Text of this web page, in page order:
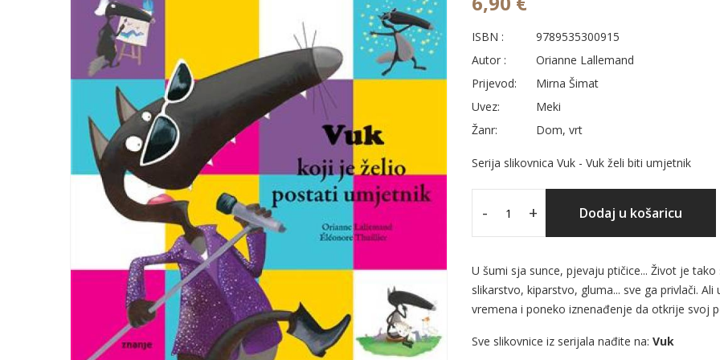
ISBN :
9789535300915
Autor :
Orianne Lallemand
Prijevod:
Mirna Šimat
Uvez:
Meki
Žanr:
Dom, vrt
Serija slikovnica Vuk - Vuk želi biti umjetnik
- + Dodaj u košaricu
U šumi sja sunce, pjevaju ptičice... Život je
slikarstvo, kiparstvo, gluma... sve ga privlači.
vremena i poneko iznenađenje da otkrije svoj
Sve slikovnice iz serijala nađite na: Vuk